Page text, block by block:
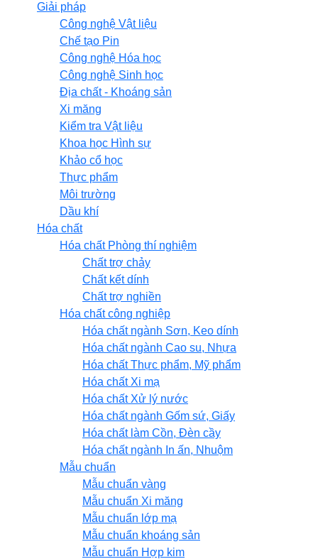
Giải pháp
Công nghệ Vật liệu
Chế tạo Pin
Công nghệ Hóa học
Công nghệ Sinh học
Địa chất - Khoáng sản
Xi măng
Kiểm tra Vật liệu
Khoa học Hình sự
Khảo cổ học
Thực phẩm
Môi trường
Dầu khí
Hóa chất
Hóa chất Phòng thí nghiệm
Chất trợ chảy
Chất kết dính
Chất trợ nghiền
Hóa chất công nghiệp
Hóa chất ngành Sơn, Keo dính
Hóa chất ngành Cao su, Nhựa
Hóa chất Thực phẩm, Mỹ phẩm
Hóa chất Xi mạ
Hóa chất Xử lý nước
Hóa chất ngành Gốm sứ, Giấy
Hóa chất làm Cồn, Đèn cầy
Hóa chất ngành In ấn, Nhuộm
Mẫu chuẩn
Mẫu chuẩn vàng
Mẫu chuẩn Xi măng
Mẫu chuẩn lớp mạ
Mẫu chuẩn khoáng sản
Mẫu chuẩn Hợp kim